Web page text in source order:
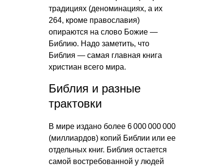
традициях (деноминациях, а их
264, кроме православия)
опираются на слово Божие —
Библию. Надо заметить, что
Библия — самая главная книга
христиан всего мира.
Библия и разные
трактовки
В мире издано более 6 000 000 000
(миллиардов) копий Библии или ее
отдельных книг. Библия остается
самой востребованной у людей